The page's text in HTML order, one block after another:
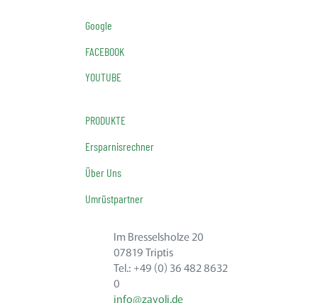
Google
FACEBOOK
YOUTUBE
PRODUKTE
Ersparnisrechner
Über Uns
Umrüstpartner
Im Bresselsholze 20
07819 Triptis
Tel.: +49 (0) 36 482 8632
0
info@zavoli.de